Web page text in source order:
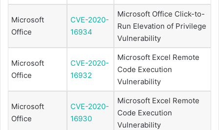
Microsoft
Office
CVE-2020-
16934
Microsoft Office Click-to-
Run Elevation of Privilege
Vulnerability
Microsoft
Office
CVE-2020-
16932
Microsoft Excel Remote
Code Execution
Vulnerability
Microsoft
Office
CVE-2020-
16930
Microsoft Excel Remote
Code Execution
Vulnerability